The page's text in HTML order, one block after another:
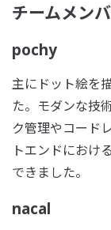
チームメン
pochy
主にドット絵を
た。モダンな技
ク管理やコード
トエンドにおけ
できました。
nacal